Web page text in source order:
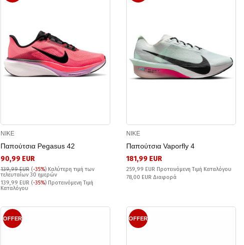
NIKE
Παπούτσια Pegasus 42
90,99 EUR
139,99 EUR (-35%) Καλύτερη τιμή των
τελευταίων 30 ημερών
139,99 EUR (-35%) Προτεινόμενη Τιμή
Καταλόγου
NIKE
Παπούτσια Vaporfly 4
181,99 EUR
259,99 EUR Προτεινόμενη Τιμή Καταλόγου
78,00 EUR Διαφορά
OFFER OFFER